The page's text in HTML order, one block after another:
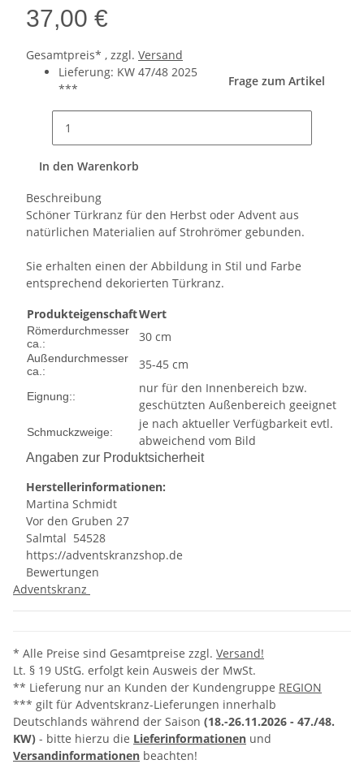
37,00 €
Gesamtpreis* , zzgl. Versand
Lieferung: KW 47/48 2025
***
Frage zum Artikel
In den Warenkorb
Beschreibung
Schöner Türkranz für den Herbst oder Advent aus
natürlichen Materialien auf Strohrömer gebunden.
Sie erhalten einen der Abbildung in Stil und Farbe
entsprechend dekorierten Türkranz.
ProdukteigenschaftWert
Römerdurchmesser
ca.:
30 cm
Außendurchmesser
ca.:
35-45 cm
Eignung::
nur für den Innenbereich bzw.
geschützten Außenbereich geeignet
Schmuckzweige:
je nach aktueller Verfügbarkeit evtl.
abweichend vom Bild
Angaben zur Produktsicherheit
Herstellerinformationen:
Martina Schmidt
Vor den Gruben 27
Salmtal 54528
https://adventskranzshop.de
Bewertungen
Adventskranz
* Alle Preise sind Gesamtpreise zzgl. Versand!
Lt. § 19 UStG. erfolgt kein Ausweis der MwSt.
** Lieferung nur an Kunden der Kundengruppe REGION
*** gilt für Adventskranz-Lieferungen innerhalb
Deutschlands während der Saison (18.-26.11.2026 - 47./48.
KW) - bitte hierzu die Lieferinformationen und
Versandinformationen beachten!